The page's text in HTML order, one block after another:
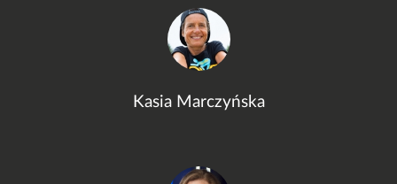
Kasia Marczyńska